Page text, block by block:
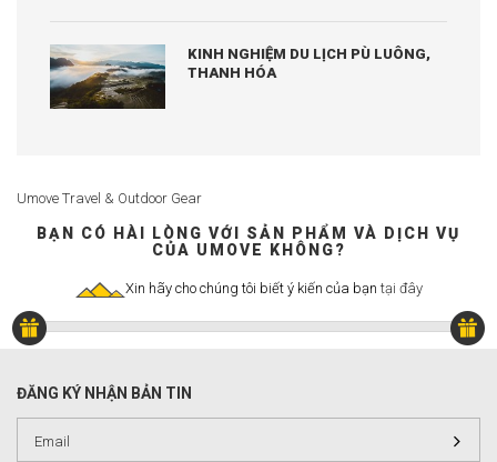
KINH NGHIỆM DU LỊCH PÙ LUÔNG,
THANH HÓA
Umove Travel & Outdoor Gear
BẠN CÓ HÀI LÒNG VỚI SẢN PHẨM VÀ DỊCH VỤ
CỦA UMOVE KHÔNG?
Xin hãy cho chúng tôi biết ý kiến của bạn tại đây
ĐĂNG KÝ NHẬN BẢN TIN